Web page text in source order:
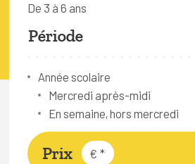
De 3 à 6 ans
Période
Année scolaire
Mercredi après-midi
En semaine, hors mercredi
Prix € *